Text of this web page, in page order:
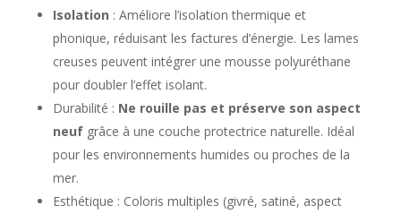
Isolation : Améliore l’isolation thermique et
phonique, réduisant les factures d’énergie. Les lames
creuses peuvent intégrer une mousse polyuréthane
pour doubler l’effet isolant.
Durabilité : Ne rouille pas et préserve son aspect
neufgrâce à une couche protectrice naturelle. Idéal
pour les environnements humides ou proches de la
mer.
Esthétique : Coloris multiples (givré, satiné, aspect